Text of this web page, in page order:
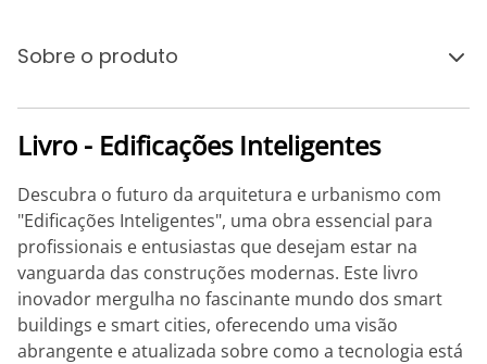
Sobre o produto
Livro - Edificações Inteligentes
Descubra o futuro da arquitetura e urbanismo com
"Edificações Inteligentes", uma obra essencial para
profissionais e entusiastas que desejam estar na
vanguarda das construções modernas. Este livro
inovador mergulha no fascinante mundo dos smart
buildings e smart cities, oferecendo uma visão
abrangente e atualizada sobre como a tecnologia está